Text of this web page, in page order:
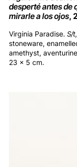
desperté antes de
mirarle a los ojos,
Virginia Paradise. S/t
stoneware,
amethyst,
23 x 5 cm.